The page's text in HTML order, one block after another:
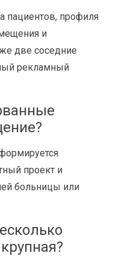
пациентов, профиля
и
две соседние
рекламный
проект и
больницы или